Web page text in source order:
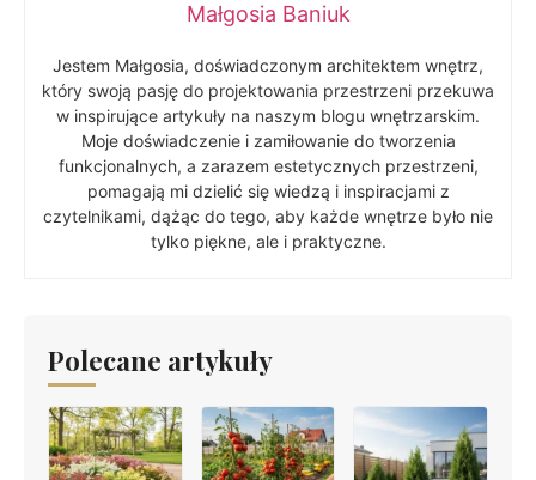
Małgosia Baniuk
Jestem Małgosia, doświadczonym architektem wnętrz,
który swoją pasję do projektowania przestrzeni przekuwa
w inspirujące artykuły na naszym blogu wnętrzarskim.
Moje doświadczenie i zamiłowanie do tworzenia
funkcjonalnych, a zarazem estetycznych przestrzeni,
pomagają mi dzielić się wiedzą i inspiracjami z
czytelnikami, dążąc do tego, aby każde wnętrze było nie
tylko piękne, ale i praktyczne.
Polecane artykuły